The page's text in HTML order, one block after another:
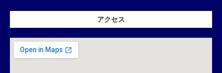
アクセス